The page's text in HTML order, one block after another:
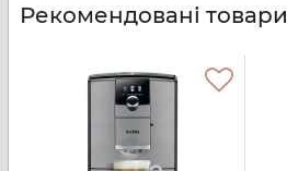
Рекомендовані товари